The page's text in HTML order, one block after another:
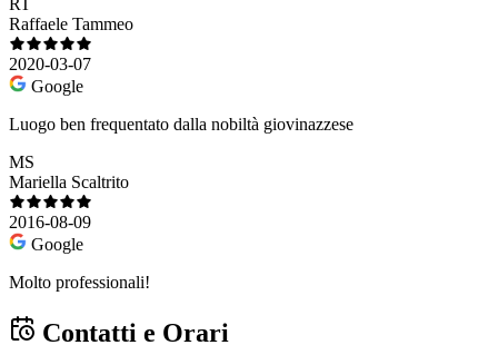
Raffaele Tammeo
2020-03-07
Google
Luogo ben frequentato dalla nobiltà giovinazzese
MS
Mariella Scaltrito
2016-08-09
Google
Molto professionali!
Contatti e Orari